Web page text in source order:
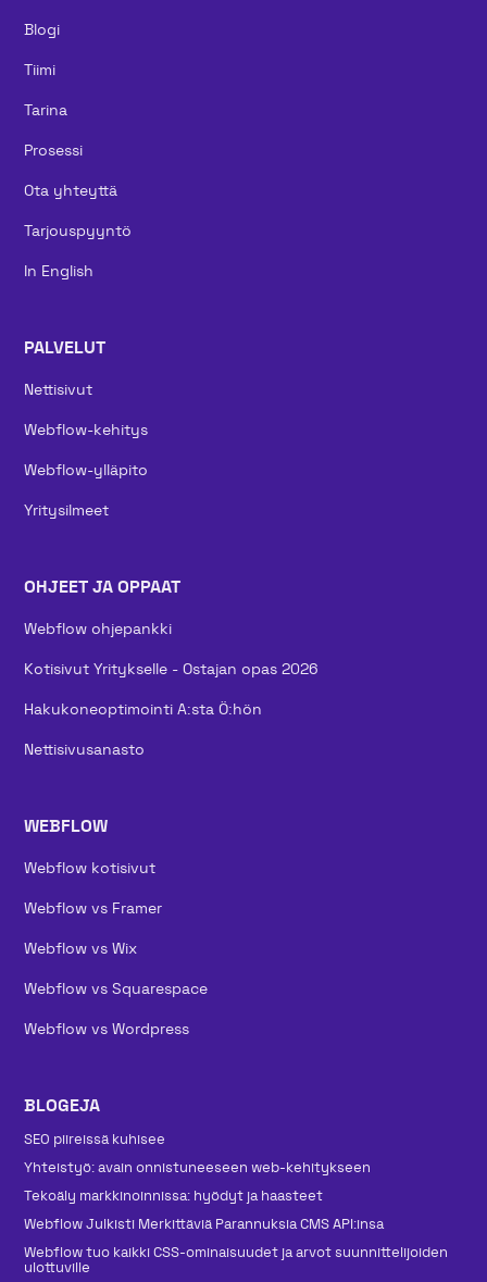
Blogi
Tiimi
Tarina
Prosessi
Ota yhteyttä
Tarjouspyyntö
In English
PALVELUT
Nettisivut
Webflow-kehitys
Webflow-ylläpito
Yritysilmeet
OHJEET JA OPPAAT
Webflow ohjepankki
Kotisivut Yritykselle - Ostajan opas 2026
Hakukoneoptimointi A:sta Ö:hön
Nettisivusanasto
WEBFLOW
Webflow kotisivut
Webflow vs Framer
Webflow vs Wix
Webflow vs Squarespace
Webflow vs Wordpress
BLOGEJA
SEO piireissä kuhisee
Yhteistyö: avain onnistuneeseen web-kehitykseen
Tekoäly markkinoinnissa: hyödyt ja haasteet
Webflow Julkisti Merkittäviä Parannuksia CMS API:insa
Webflow tuo kaikki CSS-ominaisuudet ja arvot suunnittelijoiden
ulottuville